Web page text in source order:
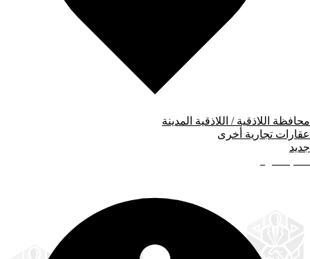
محافظة اللاذقية / اللاذقية المدينة
عقارات تجارية أخرى
جديد